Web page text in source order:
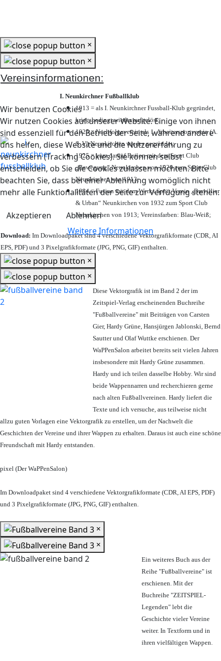
Wir benutzen Cookies
Wir nutzen Cookies auf unserer Website. Einige von ihnen
sind essenziell für den Betrieb der Seite, während andere
uns helfen, diese Website und die Nutzererfahrung zu
verbessern (Tracking Cookies). Sie können selbst
entscheiden, ob Sie die Cookies zulassen möchten. Bitte
beachten Sie, dass bei einer Ablehnung womöglich nicht
mehr alle Funktionalitäten der Seite zur Verfügung stehen.
Akzeptieren
Ablehnen
Weitere Informationen
×
×
Vereinsinformationen:
I. Neunkirchner Fußballklub
1913 = als I. Neunkirchner Fussball-Klub gegründet,
kriegsbedingt wieder aufgelöst;
1925 = Nachfolgeverein als 1. Arbeitersportverein (A.
S. V.) Neunkirchen wieder gegründet;
1925 = kurz darauf Fusion mit dem Sport Club
„Bewegung“ Neunkirchen von 1920 zum Sport Club
Neunkirchen von 1913;
1984 = Fusion mit dem Werks Sport Verein „Brevillier
& Urban“ Neunkirchen von 1932 zum Sport Club
Neunkirchen von 1913; Vereinsfarben: Blau-Weiß;
Download: Im Downloadpaket sind 4 verschiedene Vektorgrafikformate (CDR, AI
EPS, PDF) und 3 Pixelgrafikformate (JPG, PNG, GIF) enthalten.
×
×
Diese Vektorgrafik ist im Band 2 der im
Zeitspiel-Verlag erscheinenden Buchreihe
"Fußballvereine" mit Beiträgen von Carsten
Gier, Hardy Grüne, Hansjürgen Jablonski, Bernd
Sautter und Olaf Wuttke erschienen. Der
WaPPenSalon arbeitet bereits seit vielen Jahren
insbesondere mit Hardy Grüne zusammen.
Hardy und ich teilen dasselbe Hobby. Wir sind
beide Wappennarren und recherchieren gerne
nach alten Fußballvereinen. Hardy liefert die
Texte und ich versuche, aus teilweise nicht
allzu guten Vorlagen eine Vektorgrafik zu erstellen, um der Nachwelt die
Geschichten der Vereine und ihrer Wappen zu erhalten. Daraus ist auch eine schöne
Freundschaft mit Hardy entstanden.
pixel (Der WaPPenSalon)
Im Downloadpaket sind 4 verschiedene Vektorgrafikformate (CDR, AI EPS, PDF)
und 3 Pixelgrafikformate (JPG, PNG, GIF) enthalten.
×
×
Ein weiteres Buch aus der
Reihe "Fußballvereine" ist
erschienen. Mit der
Buchreihe "ZEITSPIEL-
Legenden" lebt die
Geschichte vieler Vereine
weiter. In Textform und in
ihren vielfältigen Wappen.